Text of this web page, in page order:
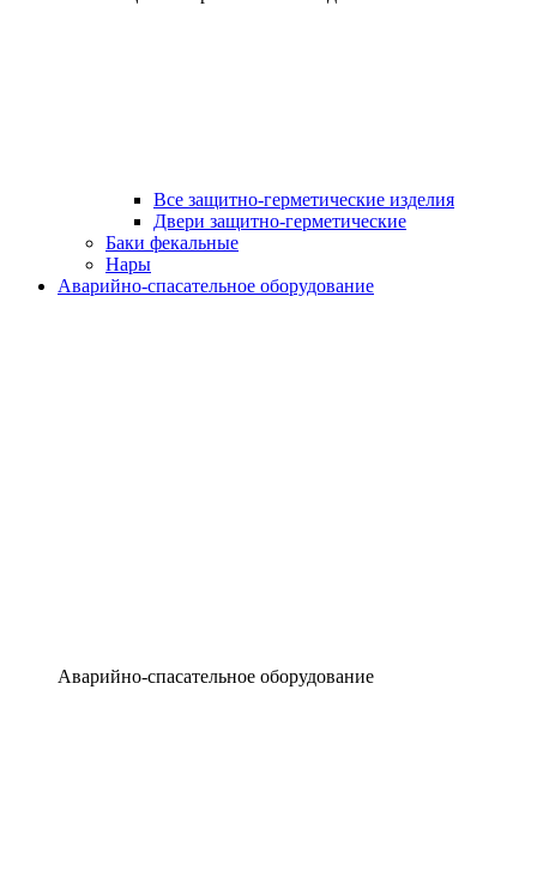
Все защитно-герметические изделия
Двери защитно-герметические
Баки фекальные
Нары
Аварийно-спасательное оборудование
Аварийно-спасательное оборудование